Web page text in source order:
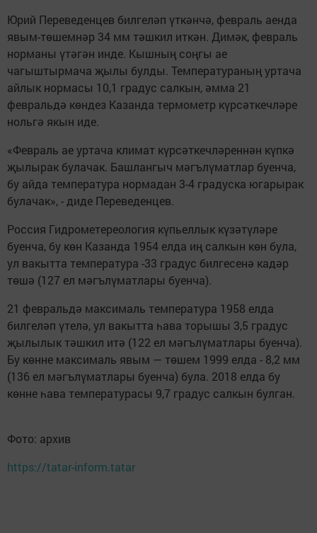
Юрий Переведенцев билгеләп үткәнчә, февраль аенда
явым-төшемнәр 34 мм тәшкил иткән. Димәк, февраль
норманы үтәгән инде. Кышның соңгы ае
чагыштырмача җылы булды. Температураның уртача
айлык нормасы 10,1 градус салкын, әмма 21
февральдә көндез Казанда термометр күрсәткечләре
нольгә якын иде.
«Февраль ае уртача климат күрсәткечләреннән күпкә
җылырак булачак. Башлангыч мәгълүматлар буенча,
бу айда температура нормадан 3-4 градуска югарырак
булачак», - диде Переведенцев.
Россия Гидрометереология күпьеллык күзәтүләре
буенча, бу көн Казанда 1954 елда иң салкын көн була,
ул вакытта температура -33 градус билгесенә кадәр
төшә (127 ел мәгълүматлары буенча).
21 февральдә максималь температура 1958 елда
билгеләп үтелә, ул вакытта һава торышы 3,5 градус
җылылык тәшкил итә (122 ел мәгълүматлары буенча).
Бу көнне максималь явым — төшем 1999 елда - 8,2 мм
(136 ел мәгълүматлары буенча) була. 2018 елда бу
көнне һава температурасы 9,7 градус салкын булган.
Фото: архив
https://tatar-inform.tatar